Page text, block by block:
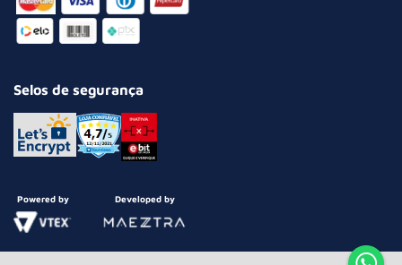
Selos de segurança
Powered by Developed by